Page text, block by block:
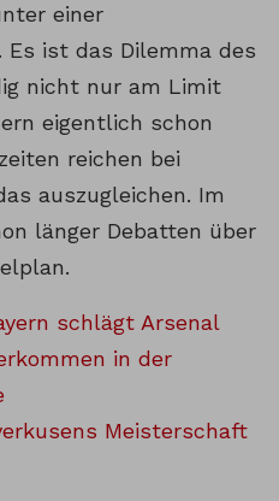
einer
Es ist das Dilemma des
nicht nur am Limit
eigentlich schon
reichen bei
auszugleichen. Im
länger Debatten über
schlägt Arsenal
in der
Meisterschaft